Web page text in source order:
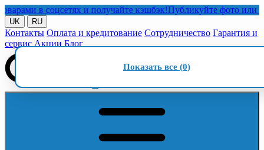
в соцсетях и получайте кэшбэк!Публикуйте фото или
UK RU
Контакты Оплата и кредитование Сотрудничество Гарантия и
сервис Акции Блог
Показать все (0)